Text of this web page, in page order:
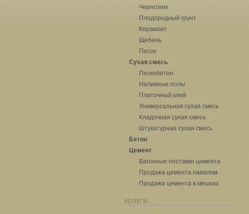
Чернозем
Плодородный грунт
Керамзит
Щебень
Песок
Сухая смесь
Пескобетон
Наливные полы
Плиточный клей
Универсальная сухая смесь
Кладочная сухая смесь
Штукатурная сухая смесь
Бетон
Цемент
Вагонные поставки цемента
Продажа цемента навалом
Продажа цемента в мешках
УСЛУГИ